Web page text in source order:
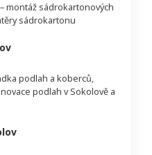
montáž sádrokartonových
sádrokartonu
podlah a koberců,
podlah v Sokolově a